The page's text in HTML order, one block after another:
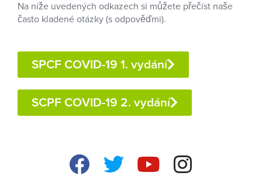
Na níže uvedených odkazech si můžete přečíst naše
často kladené otázky (s odpověďmi).
SPCF COVID-19 1. vydání
SCPF COVID-19 2. vydání